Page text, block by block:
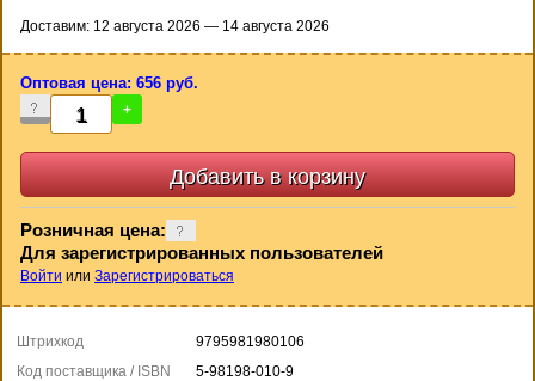
Доставим: 12 августа 2026 — 14 августа 2026
Оптовая цена: 656 руб.
- +
Розничная цена:
Для зарегистрированных пользователей
Войти или Зарегистрироваться
Штрихкод
9795981980106
Код поставщика / ISBN
5-98198-010-9